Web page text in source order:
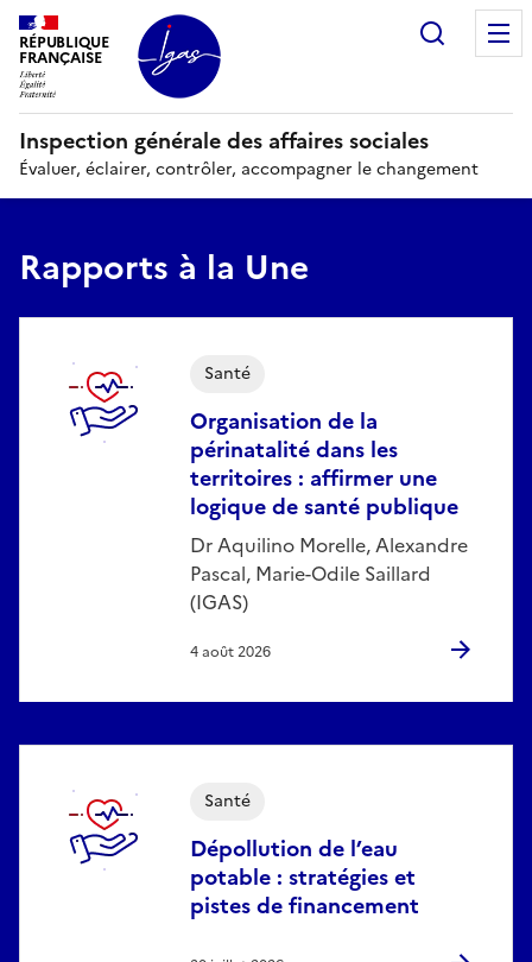
Panneau de gestion des cookies
RÉPUBLIQUE
FRANÇAISE
Inspection générale des affaires sociales
Évaluer, éclairer, contrôler, accompagner le changement
Rapports à la Une
Organisation de la
périnatalité dans les
territoires : affirmer une
logique de santé publique
Dr Aquilino Morelle, Alexandre
Pascal, Marie-Odile Saillard
(IGAS)
4 août 2026
Santé
Dépollution de l’eau
potable : stratégies et
pistes de financement
Santé